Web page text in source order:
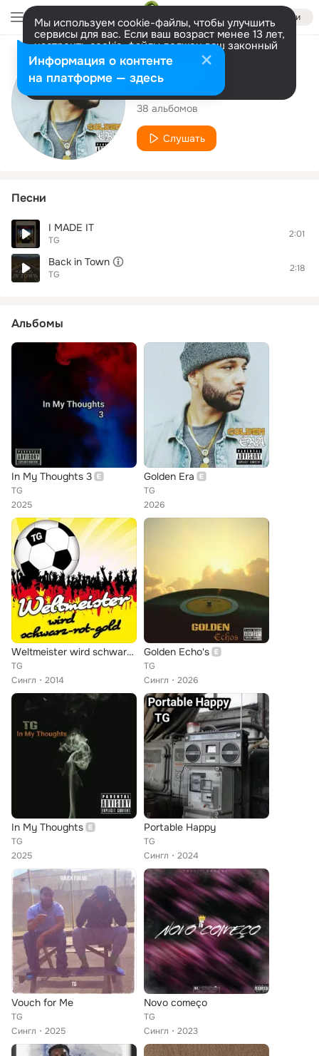
Войти
Мы используем cookie-файлы, чтобы улучшить
сервисы для вас. Если ваш возраст менее 13 лет,
настроить cookie-файлы должен ваш законный
представитель. Больше информации
Разрешить все Настроить
Исполнитель
TG
38 альбомов
Слушать
Песни
I MADE IT
TG
2:01
Back in Town
TG
2:18
Альбомы
In My Thoughts 3
TG
2025
Golden Era
TG
2026
Weltmeister wird schwarz, rot, gold
TG
Сингл
2014
Golden Echo's
TG
Сингл
2026
In My Thoughts
TG
2025
Portable Happy
TG
Сингл
2024
Vouch for Me
TG
Сингл
2025
Novo começo
TG
Сингл
2023
Информация о контенте
на платформе — здесь